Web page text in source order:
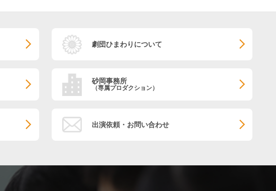
劇団ひまわりについて
砂岡事務所
（専属プロダクション）
出演依頼・お問い合わせ